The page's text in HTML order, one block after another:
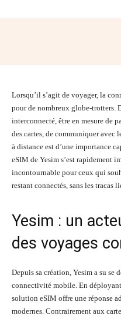
Lorsqu’il s’agit de voyager, la
pour de nombreux globe-trotters.
interconnecté, être en mesure de
des cartes, de communiquer avec
à distance est d’une importance
eSIM de Yesim s’est rapidement
incontournable pour ceux qui
restant connectés, sans les tracas
Yesim : un
des voyages
Depuis sa création, Yesim a su se
connectivité mobile. En
solution eSIM offre une réponse
modernes. Contrairement aux